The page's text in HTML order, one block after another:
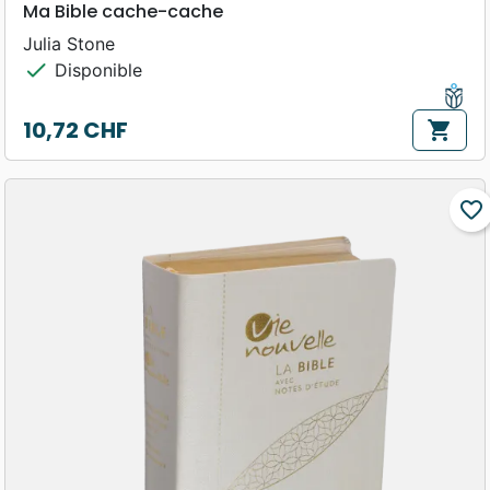
Ma Bible cache-cache
Julia Stone
check Disponible
Prix
10,72 CHF shopping_cart
favorite_border